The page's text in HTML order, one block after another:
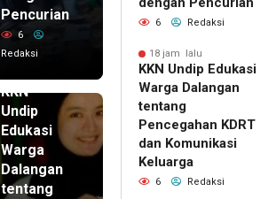
Pencurian
6
Redaksi
KKN
Undip
Edukasi
Warga
Dalangan
tentang
6 Redaksi
18 jam lalu
KKN Undip Edukasi
Warga Dalangan
tentang
Pencegahan KDRT
dan Komunikasi
Keluarga
6 Redaksi